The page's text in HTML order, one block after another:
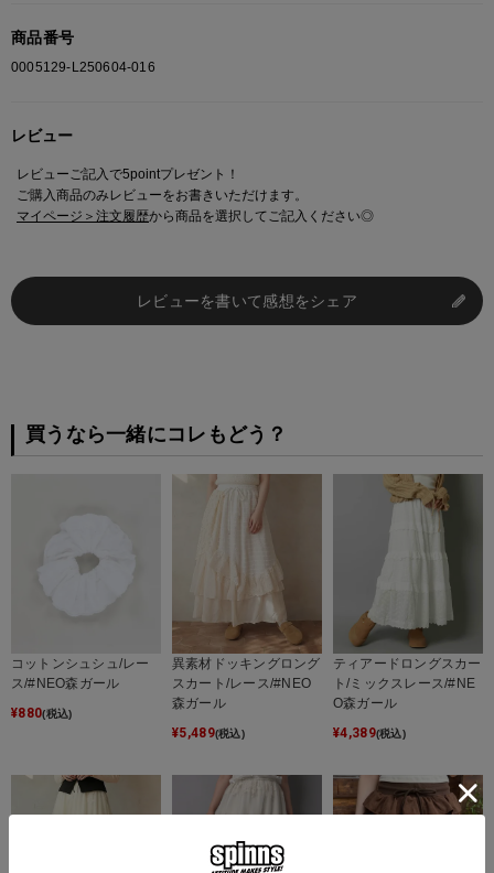
商品番号
0005129-L250604-016
レビュー
レビューご記入で5pointプレゼント！
ご購入商品のみレビューをお書きいただけます。
マイページ＞注文履歴から商品を選択してご記入ください◎
レビューを書いて感想をシェア
買うなら一緒にコレもどう？
コットンシュシュ/レー
ス/#NEO森ガール
¥880(税込)
異素材ドッキングロング
スカート/レース/#NEO
森ガール
¥5,489(税込)
ティアードロングスカー
ト/ミックスレース/#NE
O森ガール
¥4,389(税込)